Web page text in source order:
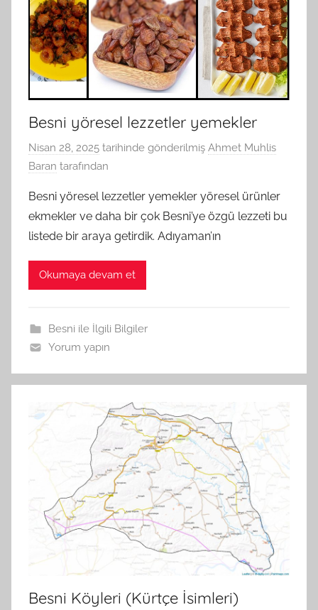
Besni yöresel lezzetler yemekler
Nisan 28, 2025 tarihinde gönderilmiş Ahmet Muhlis
Baran tarafından
Besni yöresel lezzetler yemekler yöresel ürünler
ekmekler ve daha bir çok Besni’ye özgü lezzeti bu
listede bir araya getirdik. Adıyaman’ın
Okumaya devam et
Besni ile İlgili Bilgiler
Yorum yapın
Besni Köyleri (Kürtçe İsimleri)